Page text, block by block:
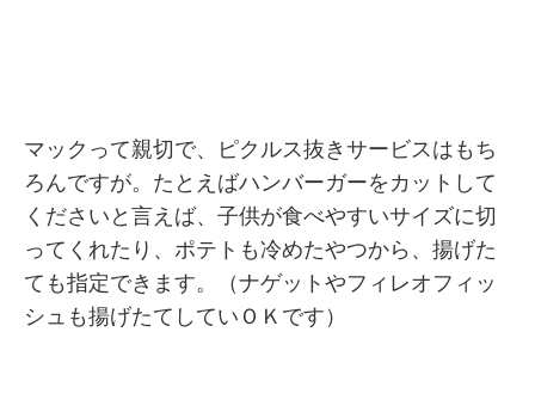
マックって親切で、ピクルス抜きサービスはもち
ろんですが。たとえばハンバーガーをカットして
くださいと言えば、子供が食べやすいサイズに切
ってくれたり、ポテトも冷めたやつから、揚げた
ても指定できます。（ナゲットやフィレオフィッ
シュも揚げたてしていＯＫです）